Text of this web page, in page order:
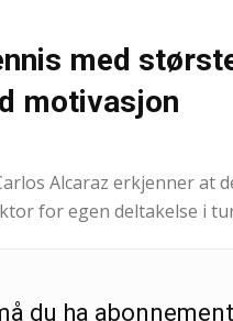
med
motivasjon
29. oktober 2024
Alcaraz erkjenner at
for egen deltakelse i
du ha abonnement